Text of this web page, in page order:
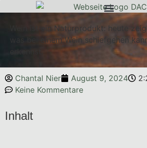
Wein ist ein Naturprodukt: heute
was bei einem Wein schiefgehen
erkennst.
Chantal Nier August 9, 2024
Keine Kommentare
Inhalt